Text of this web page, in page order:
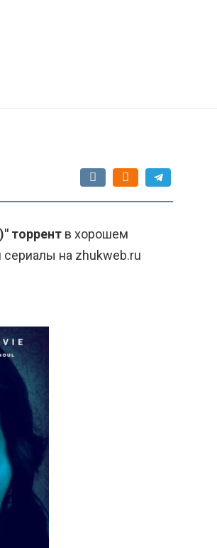
торрент в хорошем
сериалы на zhukweb.ru